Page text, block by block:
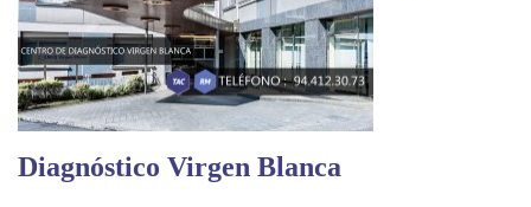
Diagnóstico Virgen Blanca